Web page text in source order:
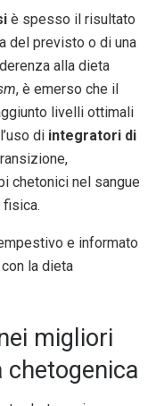
è spesso il risultato
del previsto o di una
alla dieta
, è emerso che il
livelli ottimali
di integratori di
chetonici nel sangue
e informato
la dieta
migliori
chetogenica